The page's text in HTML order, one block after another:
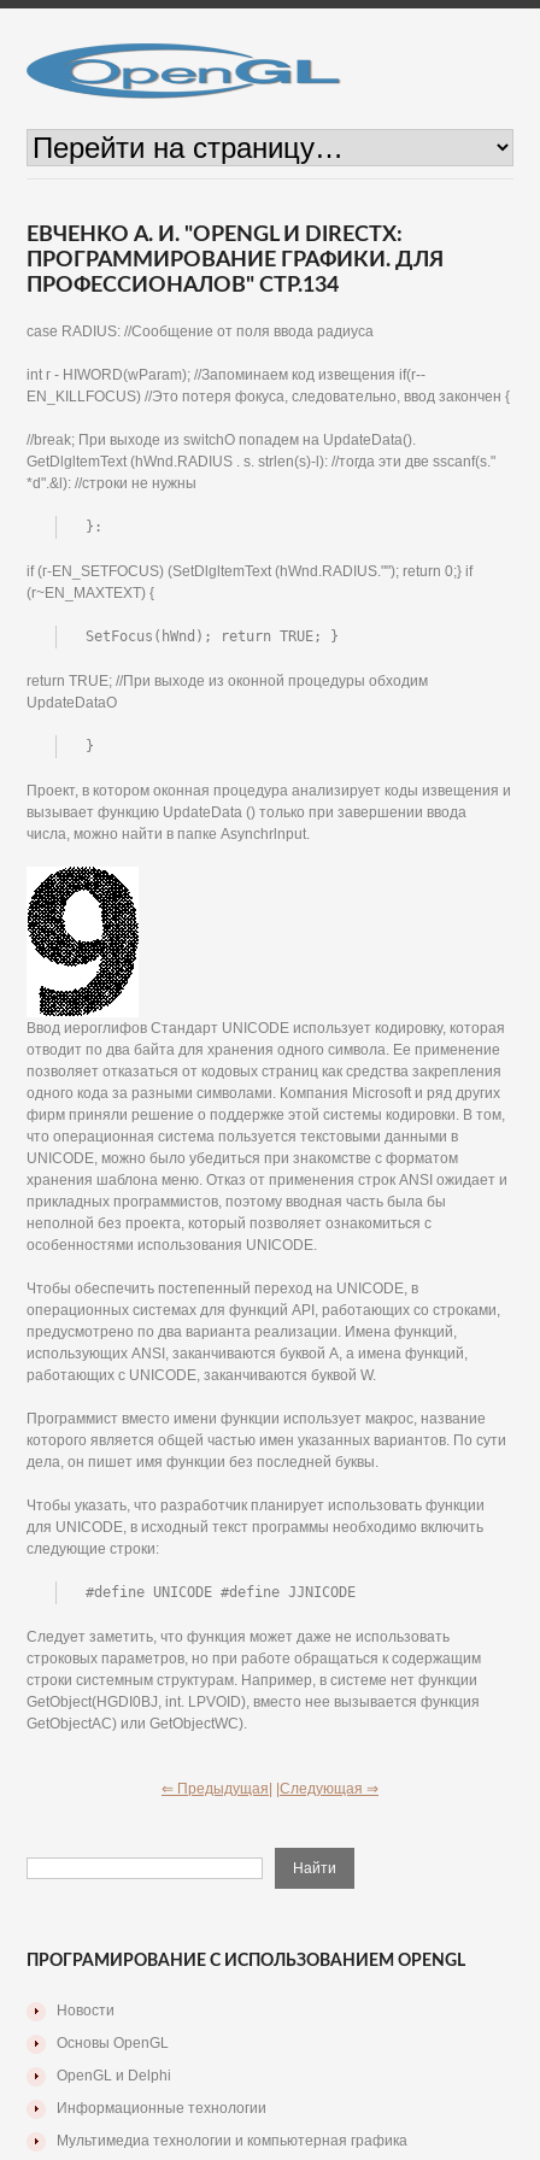
ЕВЧЕНКО А. И. "OPENGL И DIRECTX:
ПРОГРАММИРОВАНИЕ ГРАФИКИ. ДЛЯ
ПРОФЕССИОНАЛОВ" СТР.134
case RADIUS: //Сообщение от поля ввода радиуса
int г - HIWORD(wParam); //Запоминаем код извещения if(r--
EN_KILLFOCUS) //Это потеря фокуса, следовательно, ввод закончен {
//break; При выходе из switchO попадем на UpdateData().
GetDlgltemText (hWnd.RADIUS . s. strlen(s)-l): //тогда эти две sscanf(s."
*d".&l): //строки не нужны
}:
if (г-EN_SETFOCUS) (SetDlgltemText (hWnd.RADIUS.""); return 0;} if
(r~EN_MAXTEXT) {
SetFocus(hWnd); return TRUE; }
return TRUE; //При выходе из оконной процедуры обходим
UpdateDataO
}
Проект, в котором оконная процедура анализирует коды извещения и
вызывает функцию UpdateData () только при завершении ввода
числа, можно найти в папке Asynchrlnput.
Ввод иероглифов Стандарт UNICODE использует кодировку, которая
отводит по два байта для хранения одного символа. Ее применение
позволяет отказаться от кодовых страниц как средства закрепления
одного кода за разными символами. Компания Microsoft и ряд других
фирм приняли решение о поддержке этой системы кодировки. В том,
что операционная система пользуется текстовыми данными в
UNICODE, можно было убедиться при знакомстве с форматом
хранения шаблона меню. Отказ от применения строк ANSI ожидает и
прикладных программистов, поэтому вводная часть была бы
неполной без проекта, который позволяет ознакомиться с
особенностями использования UNICODE.
Чтобы обеспечить постепенный переход на UNICODE, в
операционных системах для функций API, работающих со строками,
предусмотрено по два варианта реализации. Имена функций,
использующих ANSI, заканчиваются буквой А, а имена функций,
работающих с UNICODE, заканчиваются буквой W.
Программист вместо имени функции использует макрос, название
которого является общей частью имен указанных вариантов. По сути
дела, он пишет имя функции без последней буквы.
Чтобы указать, что разработчик планирует использовать функции
для UNICODE, в исходный текст программы необходимо включить
следующие строки:
#define UNICODE #define JJNICODE
Следует заметить, что функция может даже не использовать
строковых параметров, но при работе обращаться к содержащим
строки системным структурам. Например, в системе нет функции
GetObject(HGDI0BJ, int. LPVOID), вместо нее вызывается функция
GetObjectAC) или GetObjectWC).
⇐ Предыдущая| |Следующая ⇒
ПРОГРАМИРОВАНИЕ С ИСПОЛЬЗОВАНИЕМ OPENGL
Новости
Основы OpenGL
OpenGL и Delphi
Информационные технологии
Мультимедиа технологии и компьютерная графика